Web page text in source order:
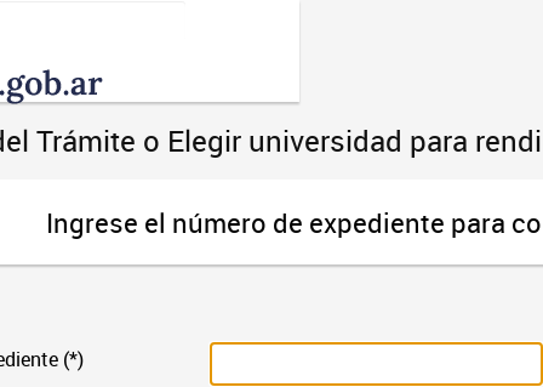
Trámite o Elegir universidad para
Ingrese el número de expediente para
(*)